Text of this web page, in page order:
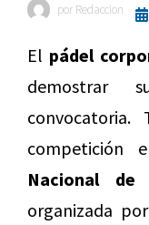
por Redaccion
El pádel
demostrar
convocatoria.
competición
Nacional de
organizada por